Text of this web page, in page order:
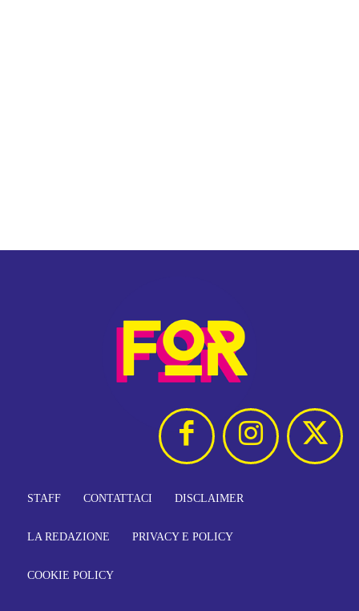
STAFF CONTATTACI DISCLAIMER
LA REDAZIONE PRIVACY E POLICY
COOKIE POLICY